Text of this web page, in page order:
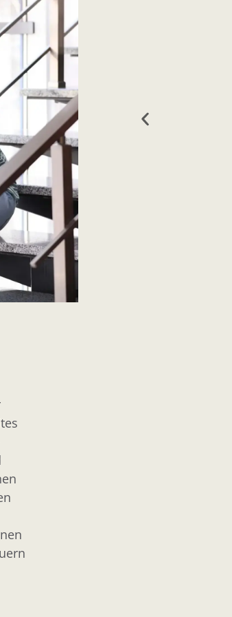
Scham oder Schuld:
Handlungen
oft auch starke